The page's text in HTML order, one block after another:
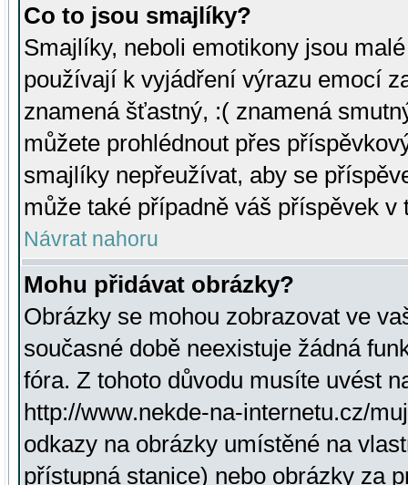
Co to jsou smajlíky?
Smajlíky, neboli emotikony jsou
používají k vyjádření výrazu emocí
znamená šťastný, :( znamená
můžete prohlédnout přes
smajlíky nepřeužívat, aby se
může také případně váš příspěvek v
Návrat nahoru
Mohu přidávat obrázky?
Obrázky se mohou zobrazovat ve
současné době neexistuje žádná
fóra. Z tohoto důvodu musíte uvést
http://www.nekde-na-internetu.cz/
odkazy na obrázky umístěné na
přístupná stanice) nebo obrázky za